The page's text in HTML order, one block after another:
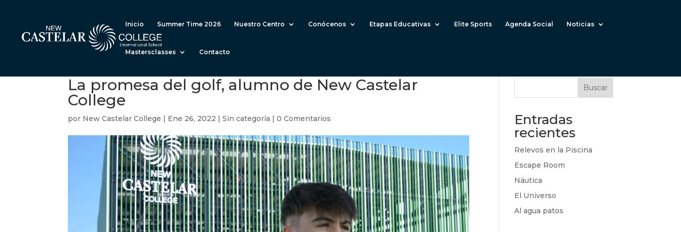
Inicio Summer Time 2026 Nuestro Centro Conócenos Etapas Educativas Elite Sports Agenda Social Noticias
Mastersclasses Contacto
La promesa del golf, alumno de New Castelar
College
por New Castelar College | Ene 26, 2022 |Sin categoría |0 Comentarios
Buscar
Entradas
recientes
Relevos en la Piscina
Escape Room
Náutica
El Universo
Al agua patos